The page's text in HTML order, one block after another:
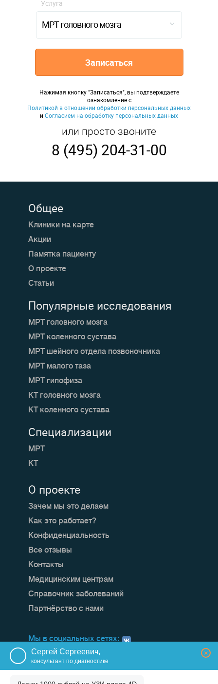
МРТ головного мозга
Услуга
Записаться
Нажимая кнопку "Записаться", вы подтверждаете
ознакомление с
Политикой в отношении обработки персональных данных
и Согласием на обработку персональных данных
или просто звоните
8 (495) 204-31-00
О проекте
Зачем мы это делаем
Как это работает?
Конфиденциальность
Все отзывы
Контакты
Медицинским центрам
Справочник заболеваний
Партнёрство с нами
Общее
Клиники на карте
Акции
Памятка пациенту
О проекте
Статьи
Специализации
МРТ
КТ
Популярные исследования
МРТ головного мозга
МРТ коленного сустава
МРТ шейного отдела позвоночника
МРТ малого таза
МРТ гипофиза
КТ головного мозга
КТ коленного сустава
Мы в социальных сетях:
×
Сергей Сергеевич,
консультант по диагностике